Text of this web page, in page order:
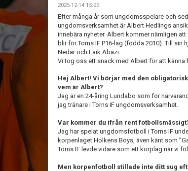
2025-12-14 15:29
Efter många år som ungdomsspelare och
ungdomsverksamhet är Albert Hedlings
innebära nyheter. Albert kommer nämligen
blir för Torns IF P16-lag (födda 2010). Till sin
Nedar och Faik Abazi.
Vi tog oss ett snack med Albert för att
Hej Albert! Vi börjar med den
vem är Albert?
Jag är en 24-åring Lundabo som för
jag tränare i Torns IF ungdomsverksamhet.
Var kommer du ifrån rent
Jag har spelat ungdomsfotboll i Torns IF
korpenlaget Holkens Boys, även känt som
Torns IF levde vidare som ett korplag när vi
Men korpenfotboll stillade inte ditt sug